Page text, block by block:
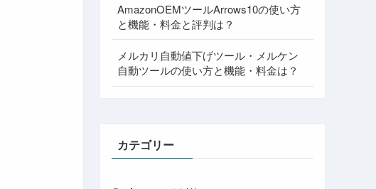
AmazonOEMツールArrows10の使い方
と機能・料金と評判は？
メルカリ自動値下げツール・メルケン
自動ツールの使い方と機能・料金は？
カテゴリー